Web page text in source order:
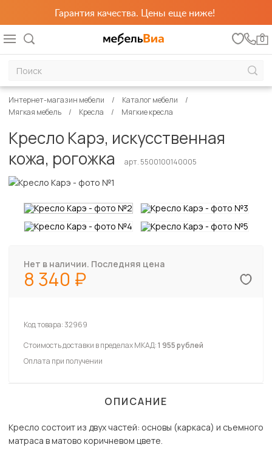
Гарантия качества. Цены еще ниже!
0
Интернет-магазин мебели
Каталог мебели
Мягкая мебель
Кресла Мягкие кресла
Кресло Карэ, искусственная
кожа, рогожка
арт. 5500100140005
Нет в наличии. Последняя цена
8 340
Код товара:32969
Стоимость доставки в пределах МКАД:1 955 рублей
Оплата при получении
ОПИСАНИЕ
Кресло состоит из двух частей: основы (каркаса) и съемного
матраса в матово коричневом цвете.